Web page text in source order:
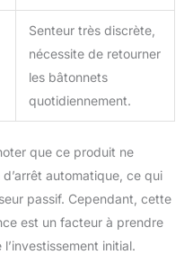
Senteur très discrète,
nécessite de retourner
les bâtonnets
quotidiennement.
que ce produit ne
automatique, ce qui
passif. Cependant, cette
est un facteur à prendre
initial.